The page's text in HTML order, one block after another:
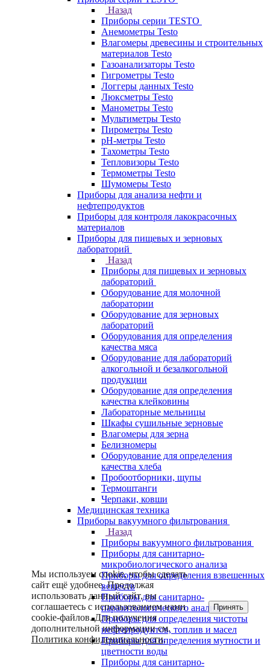
Назад
Приборы серии TESTO
Анемометры Testo
Влагомеры древесины и строительных
материалов Testo
Газоанализаторы Testo
Гигрометры Testo
Логгеры данных Testo
Люксметры Testo
Манометры Testo
Мультиметры Testo
Пирометры Testo
pH-метры Testo
Тахометры Testo
Тепловизоры Testo
Термометры Testo
Шумомеры Testo
Приборы для анализа нефти и
нефтепродуктов
Приборы для контроля лакокрасочных
материалов
Приборы для пищевых и зерновых
лабораторий
Назад
Приборы для пищевых и зерновых
лабораторий
Оборудование для молочной
лаборатории
Оборудование для зерновых
лабораторий
Оборудования для определения
качества мяса
Оборудование для лабораторий
алкогольной и безалкогольной
продукции
Оборудование для определения
качества клейковины
Лабораторные мельницы
Шкафы сушильные зерновые
Влагомеры для зерна
Белизномеры
Оборудование для определения
качества хлеба
Пробоотборники, щупы
Термоштанги
Черпаки, ковши
Медицинская техника
Приборы вакуумного фильтрования
Назад
Приборы вакуумного фильтрования
Приборы для санитарно-
микробиологического анализа
Приборы для определения взвешенных
веществ
Приборы для санитарно-
паразитологического анализа
Приборы для определения чистоты
нефтепродуктов, топлив и масел
Приборы для определения мутности и
цветности воды
Приборы для санитарно-
Мы используем cookie, чтобы сделать
сайт ещё удобнее. Продолжая
использовать данный сайт, вы
соглашаетесь с использованием нами
cookie-файлов. Для получения
дополнительной информации см.
Политика конфиденциальности.
Принять